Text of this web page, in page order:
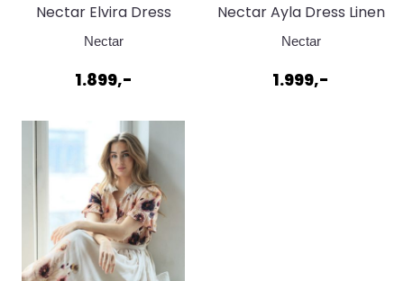
Nectar Elvira Dress
Dots
Nectar
1.899,-
Nectar Ayla Dress Linen
Dusk
Nectar
1.999,-